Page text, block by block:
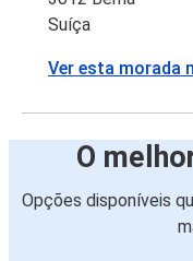
Suíça
Ver esta morada
O
Opções disponíveis